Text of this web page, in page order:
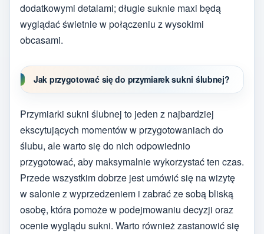
dodatkowymi detalami; długie suknie maxi będą
wyglądać świetnie w połączeniu z wysokimi
obcasami.
Jak przygotować się do przymiarek sukni ślubnej?
Przymiarki sukni ślubnej to jeden z najbardziej
ekscytujących momentów w przygotowaniach do
ślubu, ale warto się do nich odpowiednio
przygotować, aby maksymalnie wykorzystać ten czas.
Przede wszystkim dobrze jest umówić się na wizytę
w salonie z wyprzedzeniem i zabrać ze sobą bliską
osobę, która pomoże w podejmowaniu decyzji oraz
ocenie wyglądu sukni. Warto również zastanowić się